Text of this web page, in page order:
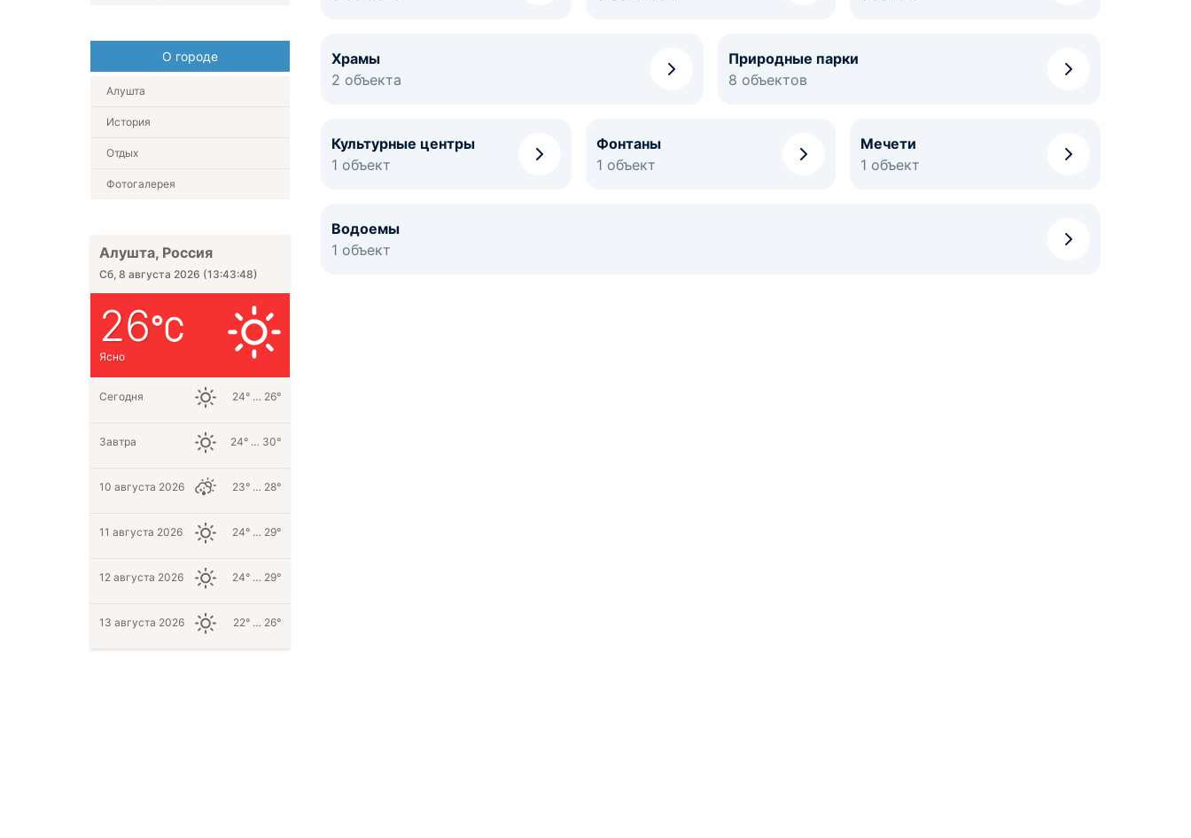
Храмы
2 объекта
Природные парки
8 объектов
Культурные центры
1 объект
Фонтаны
1 объект
Мечети
1 объект
Водоемы
1 объект
О городе
Алушта
История
Отдых
Фотогалерея
Алушта, Россия
Сб, 8 августа 2026 (13:43:48)
26
Ясно
Сегодня 24° … 26°
Завтра 24° … 30°
10 августа 2026 23° … 28°
11 августа 2026 24° … 29°
12 августа 2026 24° … 29°
13 августа 2026 22° … 26°